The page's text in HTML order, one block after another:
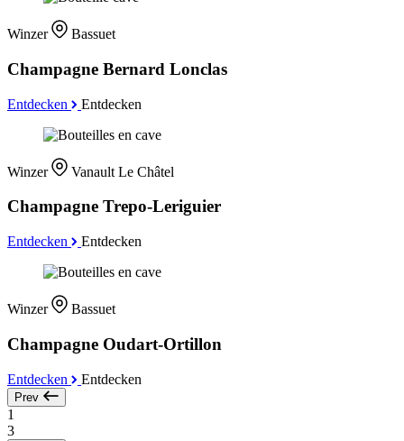
Winzer Bassuet
Champagne Bernard Lonclas
Entdecken Entdecken
Winzer Vanault Le Châtel
Champagne Trepo-Leriguier
Entdecken Entdecken
Winzer Bassuet
Champagne Oudart-Ortillon
Entdecken Entdecken
Prev
1
3